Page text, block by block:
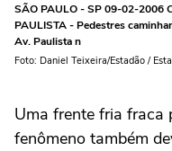
SÃO PAULO - SP 09-02-2006
PAULISTA - Pedestres
Av. Paulista n
Foto: Daniel Teixeira/Estadão /
Uma frente fria fraca
fenômeno também